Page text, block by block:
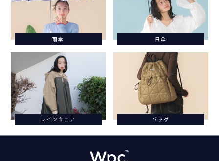
雨傘 日傘
レインウェア バッグ